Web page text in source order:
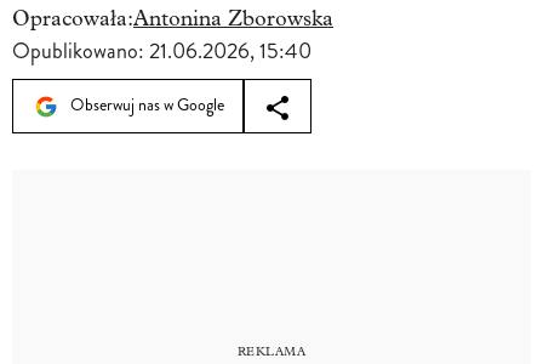
Opracowała:Antonina Zborowska
Opublikowano:21.06.2026, 15:40
Obserwuj nas w Google